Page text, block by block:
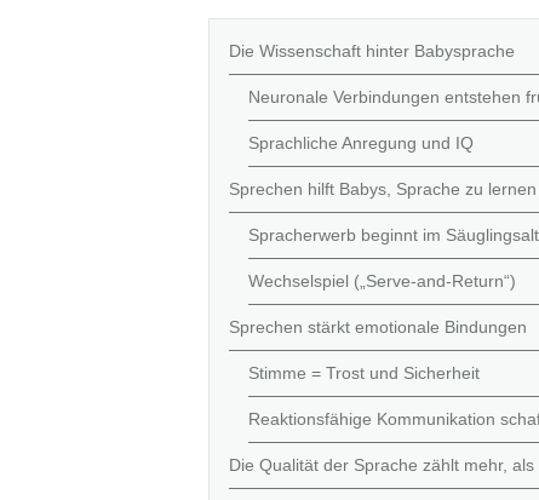
Die Wissenschaft hinter Babysprache
Neuronale Verbindungen entstehen
Sprachliche Anregung und IQ
Sprechen hilft Babys, Sprache zu
Spracherwerb beginnt im
Wechselspiel („Serve-and-Return“)
Sprechen stärkt emotionale Bindungen
Stimme = Trost und Sicherheit
Reaktionsfähige Kommunikation
Die Qualität der Sprache zählt mehr, als